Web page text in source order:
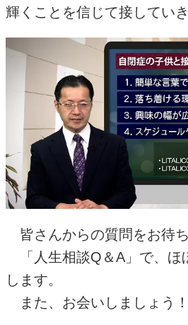
輝くことを信じて接してい
皆さんからの質問をお待ち
「人生相談Q ＆A 」で、ほ
します。
また、お会いしましょう！